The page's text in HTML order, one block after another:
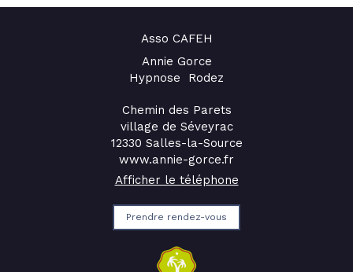
Asso CAFEH
Annie Gorce
Hypnose Rodez
Chemin des Parets
village de Séveyrac
12330 Salles-la-Source
www.annie-gorce.fr
Afficher le téléphone
Prendre rendez-vous